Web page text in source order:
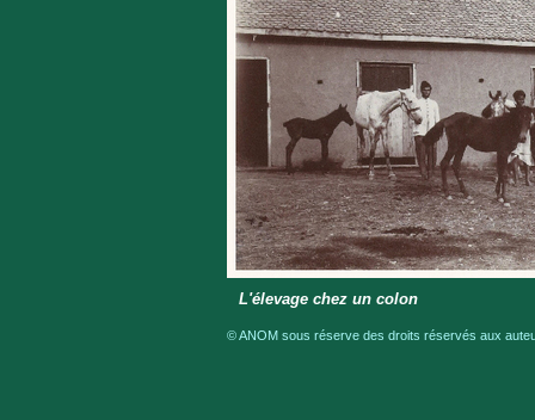
L'élevage chez un colon
© ANOM sous réserve des droits réservés aux